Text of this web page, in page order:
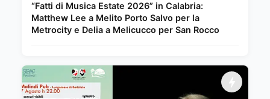
“Fatti di Musica Estate 2026” in Calabria:
Matthew Lee a Melito Porto Salvo per la
Metrocity e Delia a Melicucco per San Rocco